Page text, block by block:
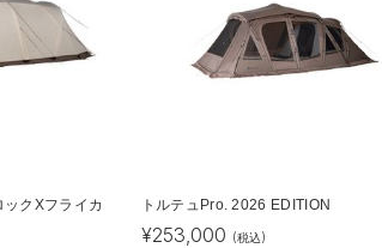
クXフライカ トルテュPro. 2026 EDITION
¥253,000 (税込)